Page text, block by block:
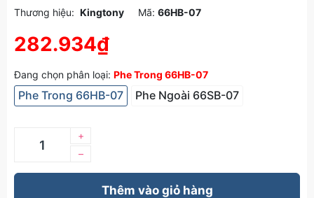
Thương hiệu: Kingtony Mã: 66HB-07
282.934₫
Đang chọn phân loại: Phe Trong 66HB-07
Phe Trong 66HB-07 Phe Ngoài 66SB-07
–
+
Thêm vào giỏ hàng